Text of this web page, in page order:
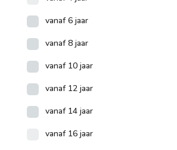
vanaf 6 jaar
vanaf 8 jaar
vanaf 10 jaar
vanaf 12 jaar
vanaf 14 jaar
vanaf 16 jaar